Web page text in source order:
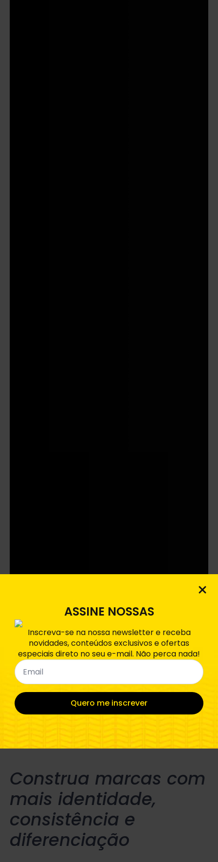
Construa marcas com
mais identidade,
consistência e
diferenciação
ASSINE NOSSAS
Inscreva-se na nossa newsletter e receba
novidades, conteúdos exclusivos e ofertas
especiais direto no seu e-mail. Não perca nada!
Email
Quero me inscrever